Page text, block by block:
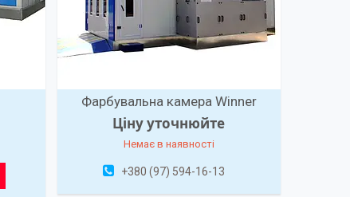
Фарбувальна камера Winner
Ціну уточнюйте
Немає в наявності
+380 (97) 594-16-13